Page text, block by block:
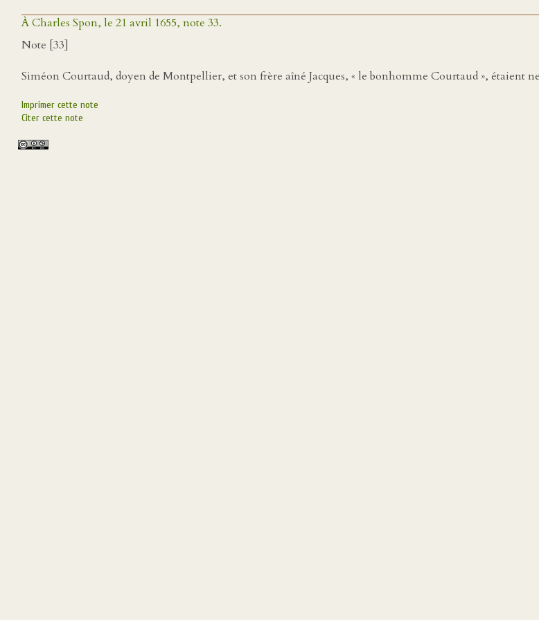
À Charles Spon, le 21 avril 1655, note 33.
Note [33]
Siméon Courtaud, doyen de Montpellier, et son frère aîné Jacques, « le bonhomme Courtaud », étaient
Imprimer cette note
Citer cette note